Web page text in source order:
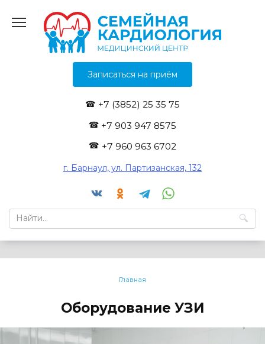
содержанию
Записаться на приём
+7 (3852) 25 35 75
+7 903 947 8575
+7 960 963 6702
г. Барнаул, ул. Партизанская, 132
Search
for:
Главная
Оборудование УЗИ